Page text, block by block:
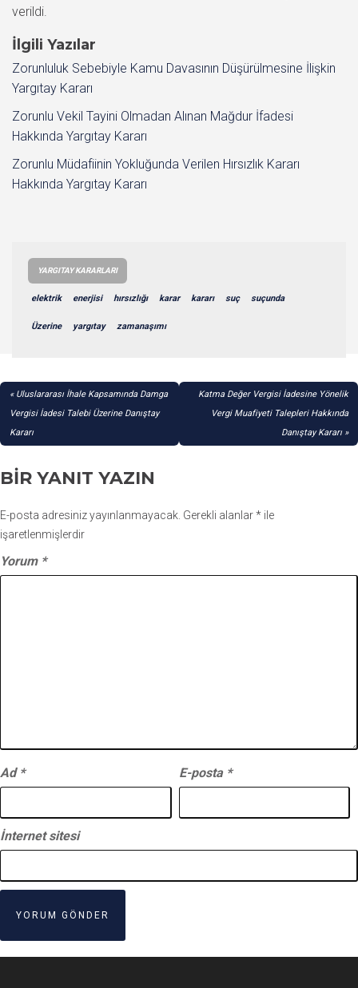
verildi.
İlgili Yazılar
Zorunluluk Sebebiyle Kamu Davasının Düşürülmesine İlişkin
Yargıtay Kararı
Zorunlu Vekil Tayini Olmadan Alınan Mağdur İfadesi
Hakkında Yargıtay Kararı
Zorunlu Müdafiinin Yokluğunda Verilen Hırsızlık Kararı
Hakkında Yargıtay Kararı
YARGITAY KARARLARI
elektrik enerjisi hırsızlığı karar kararı suç suçunda
Üzerine yargıtay zamanaşımı
YAZI
GEZINMESI
Uluslararası İhale Kapsamında Damga
Vergisi İadesi Talebi Üzerine Danıştay
Kararı
Katma Değer Vergisi İadesine Yönelik
Vergi Muafiyeti Talepleri Hakkında
Danıştay Kararı
BIR YANIT YAZIN
E-posta adresiniz yayınlanmayacak. Gerekli alanlar* ile
işaretlenmişlerdir
Yorum *
Ad * E-posta *
İnternet sitesi